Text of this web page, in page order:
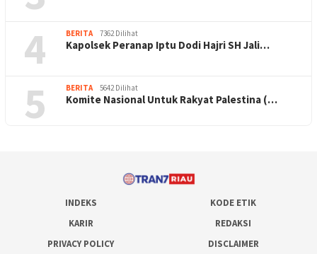
4 BERITA 7362 Dilihat
Kapolsek Peranap Iptu Dodi Hajri SH Jali…
5 BERITA 5642 Dilihat
Komite Nasional Untuk Rakyat Palestina (…
INDEKS
KODE ETIK
KARIR
REDAKSI
PRIVACY POLICY
DISCLAIMER